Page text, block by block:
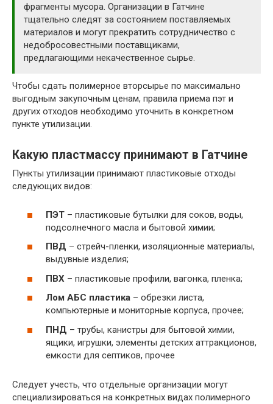
фрагменты мусора. Организации в Гатчине
тщательно следят за состоянием поставляемых
материалов и могут прекратить сотрудничество с
недобросовестными поставщиками,
предлагающими некачественное сырье.
Чтобы сдать полимерное вторсырье по максимально
выгодным закупочным ценам, правила приема пэт и
других отходов необходимо уточнить в конкретном
пункте утилизации.
Какую пластмассу принимают в Гатчине
Пункты утилизации принимают пластиковые отходы
следующих видов:
ПЭТ – пластиковые бутылки для соков, воды,
подсолнечного масла и бытовой химии;
ПВД – стрейч-пленки, изоляционные материалы,
выдувные изделия;
ПВХ – пластиковые профили, вагонка, пленка;
Лом АБС пластика – обрезки листа,
компьютерные и мониторные корпуса, прочее;
ПНД – трубы, канистры для бытовой химии,
ящики, игрушки, элементы детских аттракционов,
емкости для септиков, прочее
Следует учесть, что отдельные организации могут
специализироваться на конкретных видах полимерного